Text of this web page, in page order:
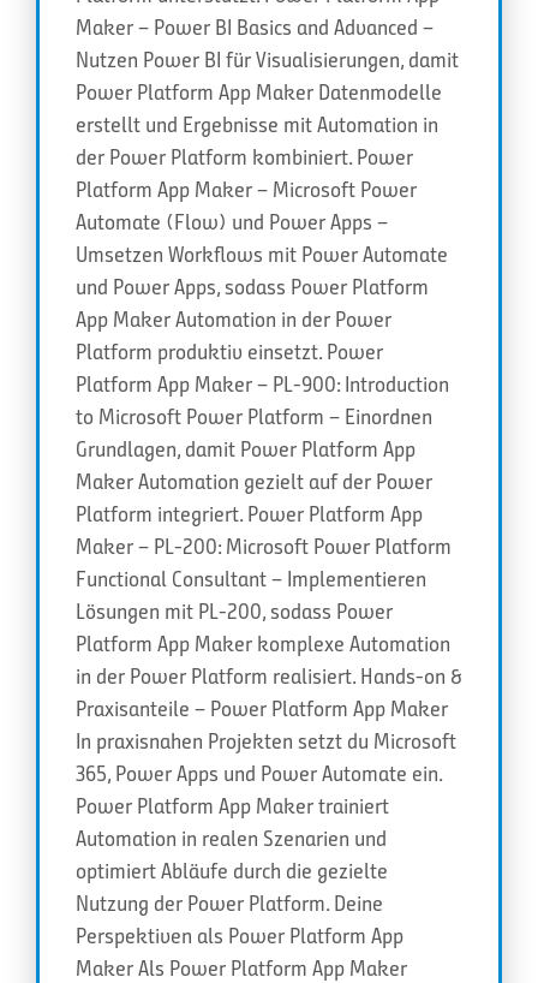
Maker – Power BI Basics and Advanced –
Nutzen Power BI für Visualisierungen, damit
Power Platform App Maker Datenmodelle
erstellt und Ergebnisse mit Automation in
der Power Platform kombiniert. Power
Platform App Maker – Microsoft Power
Automate (Flow) und Power Apps –
Umsetzen Workflows mit Power Automate
und Power Apps, sodass Power Platform
App Maker Automation in der Power
Platform produktiv einsetzt. Power
Platform App Maker – PL-900: Introduction
to Microsoft Power Platform – Einordnen
Grundlagen, damit Power Platform App
Maker Automation gezielt auf der Power
Platform integriert. Power Platform App
Maker – PL-200: Microsoft Power Platform
Functional Consultant – Implementieren
Lösungen mit PL-200, sodass Power
Platform App Maker komplexe Automation
in der Power Platform realisiert. Hands-on &
Praxisanteile – Power Platform App Maker
In praxisnahen Projekten setzt du Microsoft
365, Power Apps und Power Automate ein.
Power Platform App Maker trainiert
Automation in realen Szenarien und
optimiert Abläufe durch die gezielte
Nutzung der Power Platform. Deine
Perspektiven als Power Platform App
Maker Als Power Platform App Maker